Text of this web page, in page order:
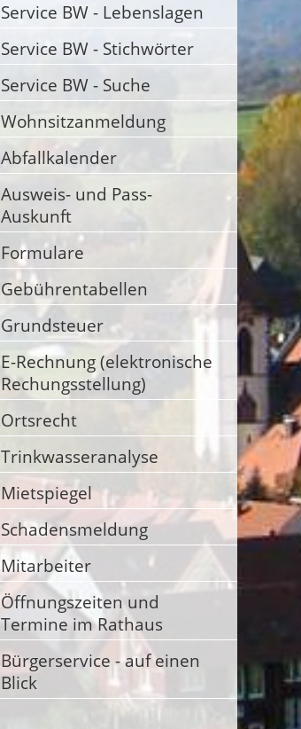
Service BW - Lebenslagen
Service BW - Stichwörter
Service BW - Suche
Wohnsitzanmeldung
Abfallkalender
Ausweis- und Pass-
Auskunft
Formulare
Gebührentabellen
Grundsteuer
E-Rechnung (elektronische
Rechungsstellung)
Ortsrecht
Trinkwasseranalyse
Mietspiegel
Schadensmeldung
Mitarbeiter
Öffnungszeiten und
Termine im Rathaus
Bürgerservice - auf einen
Blick